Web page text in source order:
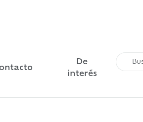
De
interés